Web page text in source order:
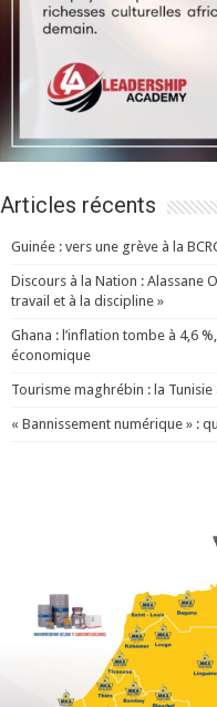
Articles récents
Guinée : vers une grève à la
Discours à la Nation : Alassane
travail et à la discipline »
Ghana : l’inflation tombe à 4,6
économique
Tourisme maghrébin : la
« Bannissement numérique » :